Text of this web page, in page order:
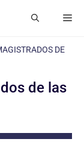
DE
de las